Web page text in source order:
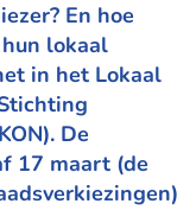
En hoe
lokaal
in het Lokaal
De
17 maart (de